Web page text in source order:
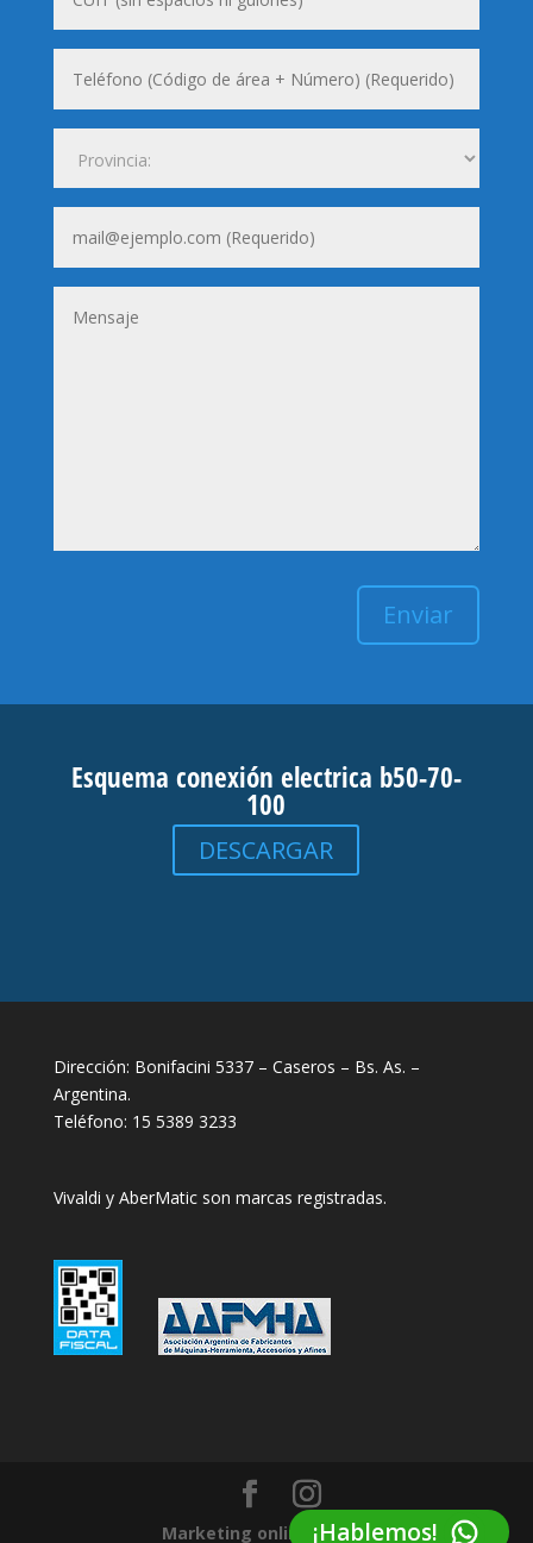
Esquema conexión electrica b50-70-
100
DESCARGAR
Dirección: Bonifacini 5337 – Caseros – Bs. As. –
Argentina.
Teléfono: 15 5389 3233
Vivaldi y AberMatic son marcas registradas.
Marketing online Idea32¡Hablemos!